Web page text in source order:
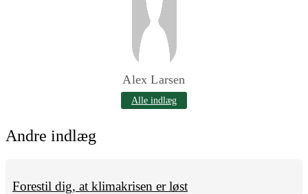
Alex Larsen
Alle indlæg
Andre indlæg
Forestil dig, at klimakrisen er løst